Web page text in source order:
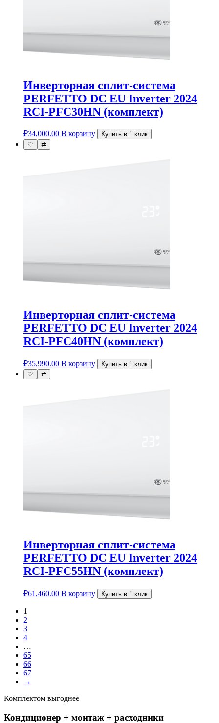
Инверторная сплит-система
PERFETTO DC EU Inverter 2024
RCI-PFC30HN (комплект)
₽34,000.00 В корзину
Купить в 1 клик
♡
⇄
Инверторная сплит-система
PERFETTO DC EU Inverter 2024
RCI-PFC40HN (комплект)
₽35,990.00 В корзину
Купить в 1 клик
♡
⇄
Инверторная сплит-система
PERFETTO DC EU Inverter 2024
RCI-PFC55HN (комплект)
₽61,460.00 В корзину Купить в 1 клик
1
2
3
4
…
65
66
67
→
Комплектом выгоднее
Кондиционер + монтаж + расходники